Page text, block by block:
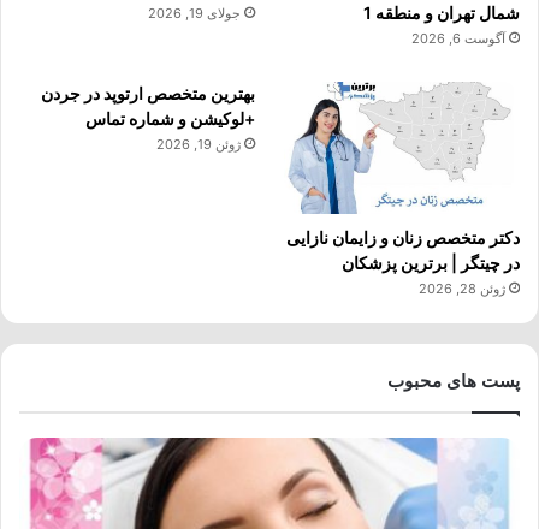
شمال تهران و منطقه 1
آگوست 6, 2026
جولای 19, 2026
دکتر متخصص زنان و زایمان نازایی
در چیتگر | برترین پزشکان
ژوئن 28, 2026
بهترین متخصص ارتوپد در جردن
+لوکیشن و شماره تماس
ژوئن 19, 2026
پست های محبوب